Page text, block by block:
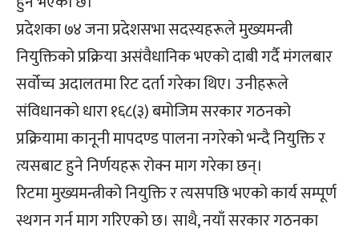
प्रदेशका ७४ जना प्रदेशसभा सदस्यहरूले मुख्यमन्त्री
नियुक्तिको प्रक्रिया असंवैधानिक भएको दाबी गर्दै मंगलबार
सर्वोच्च अदालतमा रिट दर्ता गरेका थिए। उनीहरूले
संविधानको धारा १६८(३) बमोजिम सरकार गठनको
प्रक्रियामा कानूनी मापदण्ड पालना नगरेको भन्दै नियुक्ति र
त्यसबाट हुने निर्णयहरू रोक्न माग गरेका छन्।
रिटमा मुख्यमन्त्रीको नियुक्ति र त्यसपछि भएको कार्य सम्पूर्ण
स्थगन गर्न माग गरिएको छ। साथै, नयाँ सरकार गठनका